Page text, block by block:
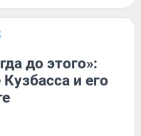
до этого»:
и его